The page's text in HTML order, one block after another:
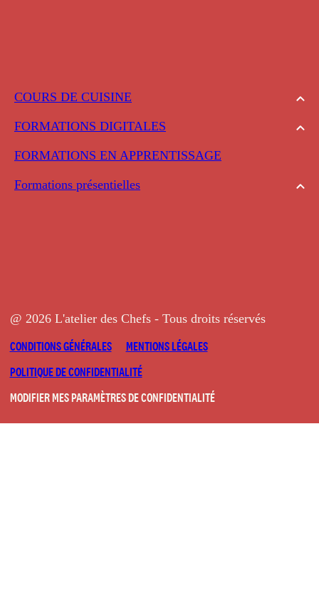
COURS DE CUISINE
FORMATIONS DIGITALES
FORMATIONS EN APPRENTISSAGE
Formations présentielles
@ 2026 L'atelier des Chefs - Tous droits réservés
CONDITIONS GÉNÉRALES
MENTIONS LÉGALES
POLITIQUE DE CONFIDENTIALITÉ
MODIFIER MES PARAMÈTRES DE CONFIDENTIALITÉ